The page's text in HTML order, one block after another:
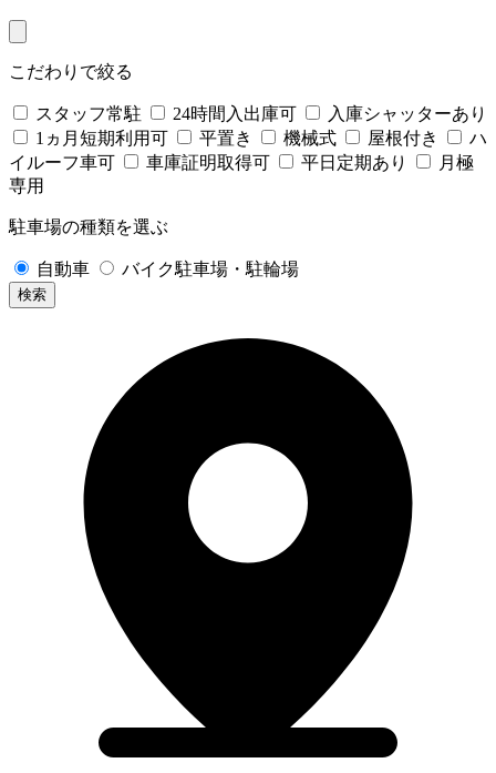
こだわりで絞る
スタッフ常駐 24時間入出庫可
入庫シャッターあり
1ヵ月短期利用可
平置き 機械式 屋根付き
ハ
イルーフ車可
車庫証明取得可 平日定期あり
月極
専用
駐車場の種類を選ぶ
自動車 バイク駐車場・駐輪場
検索